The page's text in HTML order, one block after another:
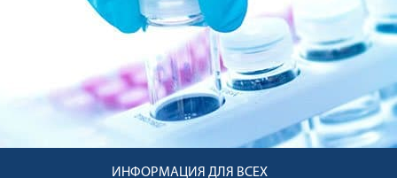
ИНФОРМАЦИЯ ДЛЯ ВСЕХ